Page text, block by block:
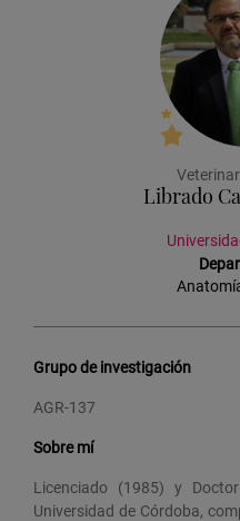
Librado
Grupo de investigación
AGR-137
Sobre mí
Licenciado (1985) y
Universidad de Córdoba,